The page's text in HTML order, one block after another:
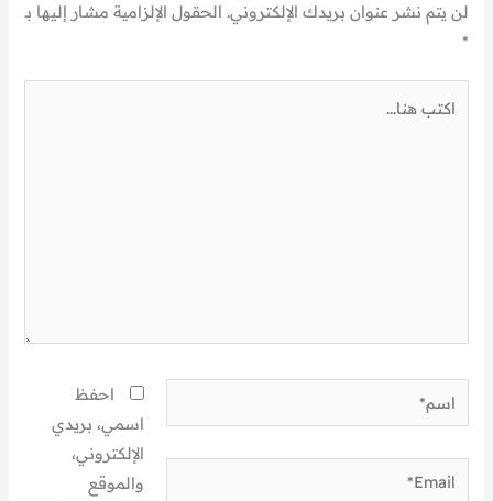
لن يتم نشر عنوان بريدك الإلكتروني. الحقول الإلزامية مشار إليها بـ
*
اسم*
Email*
احفظ
اسمي، بريدي
الإلكتروني،
والموقع